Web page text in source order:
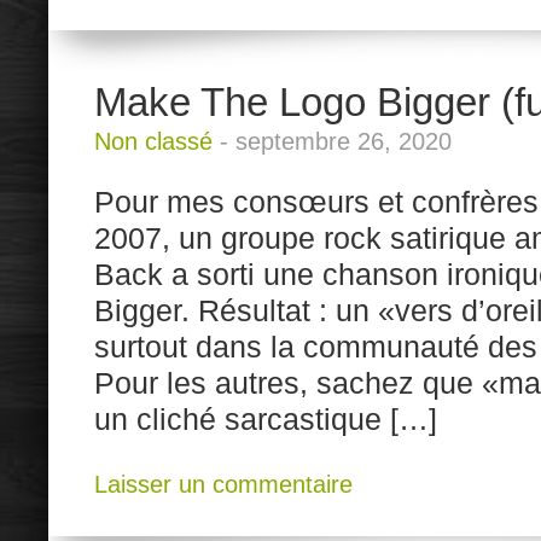
Make The Logo Bigger
Non classé - septembre 26, 2020
Pour mes consœurs et
2007, un groupe rock satirique
Back a sorti une chanson
Bigger. Résultat : un «vers
surtout dans la communauté
Pour les autres, sachez que
un cliché sarcastique […]
Laisser un commentaire